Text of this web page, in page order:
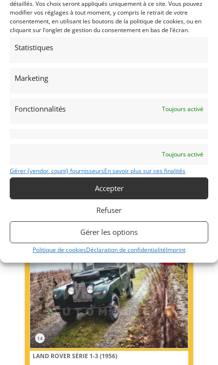
détaillés. Vos choix seront appliqués uniquement à ce site. Vous pouvez
modifier vos réglages à tout moment, y compris le retrait de votre
consentement, en utilisant les boutons de la politique de cookies, ou en
cliquant sur l’onglet de gestion du consentement en bas de l’écran.
Statistiques
Marketing
Fonctionnalités Toujours activé
Toujours activé
Gérer {vendor_count} fournisseursEn savoir plus sur ces finalités
Accepter
Refuser
Gérer les options
Politique de cookiesDéclaration de confidentialitéImprint
PSD
1 835 vues
Vends McLAREN P1 2016 comme neuve, 456 km d'origine,
pack piste d'usine.
PSD
14
LAND ROVER SÉRIE 1-3 (1956)